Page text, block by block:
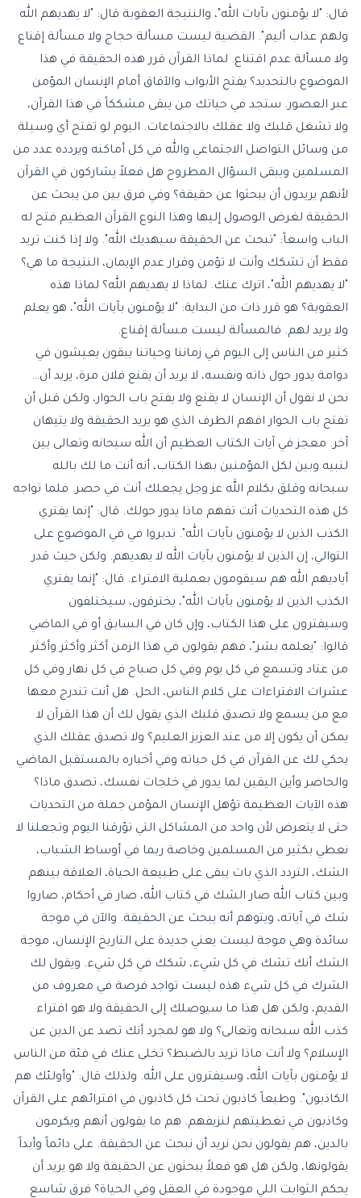
قال: "لا يؤمنون بآيات الله"، والنتيجة العقوبة قال: "لا يهديهم الله
ولهم عذاب أليم". القضية ليست مسألة حجاج ولا مسألة إقناع
ولا مسألة عدم اقتناع. لماذا القرآن قرر هذه الحقيقة في هذا
الموضوع بالتحديد؟ يفتح الأبواب والآفاق أمام الإنسان المؤمن
عبر العصور. ستجد في حياتك من يبقى مشككاً في هذا القرآن،
ولا تشغل قلبك ولا عقلك بالاجتماعات. اليوم لو تفتح أي وسيلة
من وسائل التواصل الاجتماعي والله في كل أماكنه ويردده عدد من
المسلمين ويبقى السؤال المطروح هل فعلاً يشاركون في القرآن
لأنهم يريدون أن يبحثوا عن حقيقة؟ وفي فرق بين من يبحث عن
الحقيقة لغرض الوصول إليها وهذا النوع القرآن العظيم فتح له
الباب واسعاً: "تبحث عن الحقيقة سيهديك الله". ولا إذا كنت تريد
فقط أن تشكك وأنت لا تؤمن وقرار عدم الإيمان، النتيجة ما هي؟
"لا يهديهم الله"، اترك عنك. لماذا لا يهديهم الله؟ لماذا هذه
العقوبة؟ هو قرر ذات من البداية: "لا يؤمنون بآيات الله"، هو يعلم
ولا يريد لهم. فالمسألة ليست مسألة إقناع.
كثير من الناس إلى اليوم في زماننا وحياتنا يبقون يعيشون في
دوامة يدور حول ذاته ونفسه، لا يريد أن يقنع فلان مرة، يريد أن…
نحن لا نقول أن الإنسان لا يقنع ولا يفتح باب الحوار، ولكن قبل أن
تفتح باب الحوار افهم الطرف الذي هو يريد الحقيقة ولا يتيهان
آخر. معجز في آيات الكتاب العظيم أن الله سبحانه وتعالى بين
لنبيه وبين لكل المؤمنين بهذا الكتاب، أنه أنت ما لك بالله
سبحانه وقلق بكلام الله عز وجل يجعلك أنت في حصر. فلما تواجه
كل هذه التحديات أنت تفهم ماذا يدور حولك. قال: "إنما يفتري
الكذب الذين لا يؤمنون بآيات الله". تدبروا في في الموضوع على
التوالي، إن الذين لا يؤمنون بآيات الله لا يهديهم. ولكن حيث قدر
أياديهم الله هم سيقومون بعملية الافتراء. قال: "إنما يفتري
الكذب الذين لا يؤمنون بآيات الله"، يخترقون، سيختلفون
وسيفترون على هذا الكتاب، وإن كان في السابق أو في الماضي
قالوا: "يعلمه بشر"، فهم يقولون في هذا الزمن أكثر وأكثر وأكثر
من عتاد وتسمع في كل يوم وفي كل صباح في كل نهار وفي كل
عشرات الافتراءات على كلام الناس، الحل. هل أنت تندرج معها
مع من يسمع ولا تصدق قلبك الذي يقول لك أن هذا القرآن لا
يمكن أن يكون إلا من عند العزيز العليم؟ ولا تصدق عقلك الذي
يحكي لك عن القرآن في كل حياته وفي أخباره بالمستقبل الماضي
والحاضر وأين اليقين لما يدور في خلجات نفسك، تصدق ماذا؟
هذه الآيات العظيمة تؤهل الإنسان المؤمن جملة من التحديات
حتى لا يتعرض لأن واحد من المشاكل التي تؤرقنا اليوم وتجعلنا لا
نعطي بكثير من المسلمين وخاصة ربما في أوساط الشباب،
الشك، التردد الذي بات يبقى على طبيعة الحياة، العلاقة بينهم
وبين كتاب الله صار الشك في كتاب الله، صار في أحكام، صاروا
شك في آياته، ويتوهم أنه يبحث عن الحقيقة. والآن في موجة
سائدة وهي موجة ليست يعني جديدة على التاريخ الإنسان، موجة
الشك أنك تشك في كل شيء، شكك في كل شيء. ويقول لك
الشرك في كل شيء هذه ليست تواجد فرصة في معروف من
القديم، ولكن هل هذا ما سيوصلك إلى الحقيقة ولا هو افتراء
كذب الله سبحانه وتعالى؟ ولا هو لمجرد أنك تصد عن الدين عن
الإسلام؟ ولا أنت ماذا تريد بالضبط؟ تخلى عنك في فئة من الناس
لا يؤمنون بآيات الله، وسيفترون على الله. ولذلك قال: "وأولئك هم
الكاذبون". وطبعاً كاذبون تحت كل كاذبون في افترائهم على القرآن
وكاذبون في تغطيتهم لنزيفهم. هم ما يقولون أنهم ويكرمون
بالدين، هم يقولون نحن نريد أن نبحث عن الحقيقة. على دائماً وأبداً
يقولونها، ولكن هل هو فعلاً يبحثون عن الحقيقة ولا هو يريد أن
يحكم الثوابت اللي موجودة في العقل وفي الحياة؟ فرق شاسع